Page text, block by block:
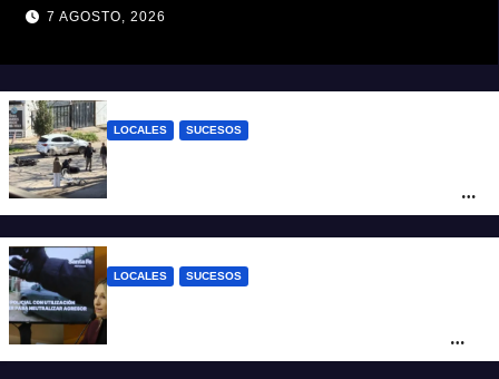
organizaciones sociales y
7 AGOSTO, 2026
LOCALES SUCESOS
tendida sobre la calzada
LOCALES SUCESOS
con un arma blanca en la ruta 168